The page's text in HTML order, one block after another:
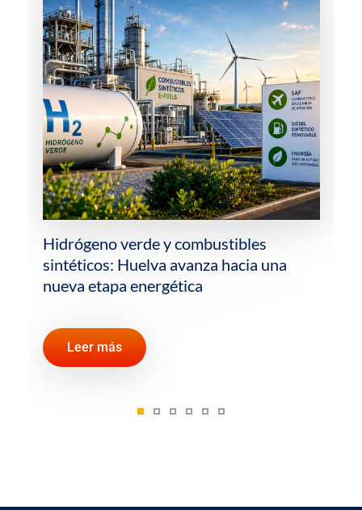
Hidrógeno verde y combustibles
sintéticos: Huelva avanza hacia una
nueva etapa energética
Leer más